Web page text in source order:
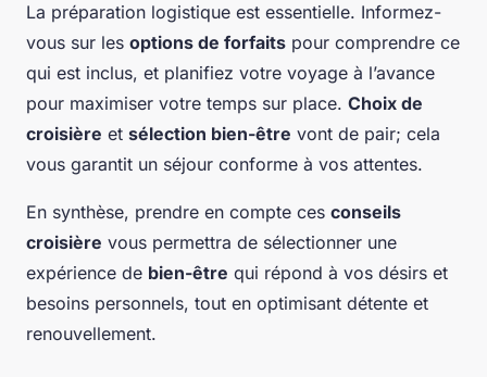
La préparation logistique est essentielle. Informez-
vous sur les options de forfaits pour comprendre ce
qui est inclus, et planifiez votre voyage à l’avance
pour maximiser votre temps sur place. Choix de
croisière et sélection bien-être vont de pair; cela
vous garantit un séjour conforme à vos attentes.
En synthèse, prendre en compte ces conseils
croisière vous permettra de sélectionner une
expérience de bien-être qui répond à vos désirs et
besoins personnels, tout en optimisant détente et
renouvellement.